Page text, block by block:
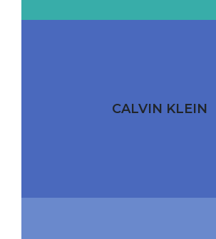
CALVIN KLEIN